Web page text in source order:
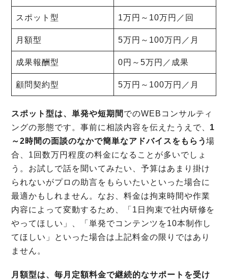
スポット型 1万円～10万円／回
月額型 5万円～100万円／月
成果報酬型 0円～5万円／成果
顧問契約型 5万円～100万円／月
スポット型は、単発や短期間 でのWEBコンサルティ
ングの形態です。事前に相談内容を伝えたうえで、 1
～2時間の面談のなかで簡単なアドバイスをもらう場
合、1回数万円程度の料金になることが多いでしょ
う。お試しで話を聞いてみたい、予算はあまり掛け
られないがプロの助言をもらいたいといった場合に
最適かもしれません。なお、料金は拘束時間や作業
内容によって変動するため、「1日拘束で社内研修を
やってほしい」、「単発でコンテンツを10本制作し
てほしい」といった場合は上記料金の限りではあり
ません。
月額型は、毎月定額料金で継続的なサポートを受け